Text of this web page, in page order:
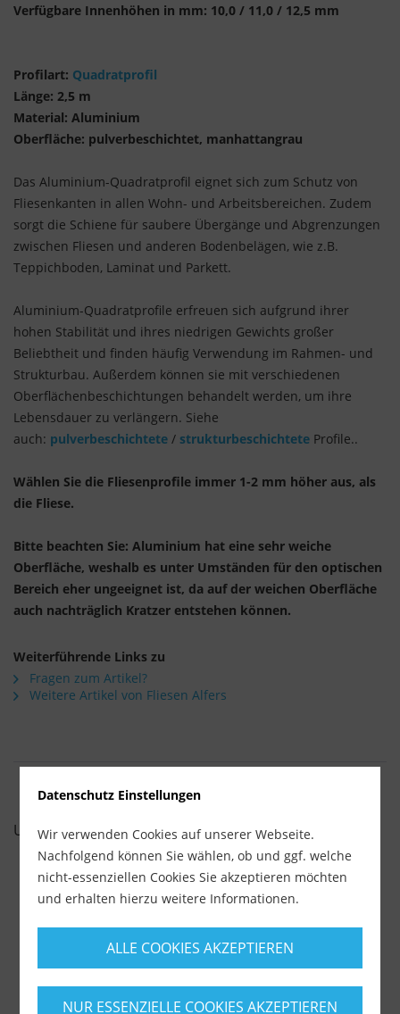
Verfügbare Innenhöhen in mm: 10,0 / 11,0 / 12,5 mm
Profilart: Quadratprofil
Länge: 2,5 m
Material: Aluminium
Oberfläche: pulverbeschichtet, manhattangrau
Das Aluminium-Quadratprofil eignet sich zum Schutz von
Fliesenkanten in allen Wohn- und Arbeitsbereichen. Zudem
sorgt die Schiene für saubere Übergänge und Abgrenzungen
zwischen Fliesen und anderen Bodenbelägen, wie z.B.
Teppichboden, Laminat und Parkett.
Aluminium-Quadratprofile erfreuen sich aufgrund ihrer
hohen Stabilität und ihres niedrigen Gewichts großer
Beliebtheit und finden häufig Verwendung im Rahmen- und
Strukturbau. Außerdem können sie mit verschiedenen
Oberflächenbeschichtungen behandelt werden, um ihre
Lebensdauer zu verlängern. Siehe
auch: pulverbeschichtete / strukturbeschichtete Profile..
Wählen Sie die Fliesenprofile immer 1-2 mm höher aus, als
die Fliese.
Bitte beachten Sie: Aluminium hat eine sehr weiche
Oberfläche, weshalb es unter Umständen für den optischen
Bereich eher ungeeignet ist, da auf der weichen Oberfläche
auch nachträglich Kratzer entstehen können.
Weiterführende Links zu
Fragen zum Artikel?
Weitere Artikel von Fliesen Alfers
UNSERE EMPFEHLUNGEN
Datenschutz Einstellungen
Wir verwenden Cookies auf unserer Webseite.
Nachfolgend können Sie wählen, ob und ggf. welche
nicht-essenziellen Cookies Sie akzeptieren möchten
und erhalten hierzu weitere Informationen.
ALLE COOKIES AKZEPTIEREN
NUR ESSENZIELLE COOKIES AKZEPTIEREN